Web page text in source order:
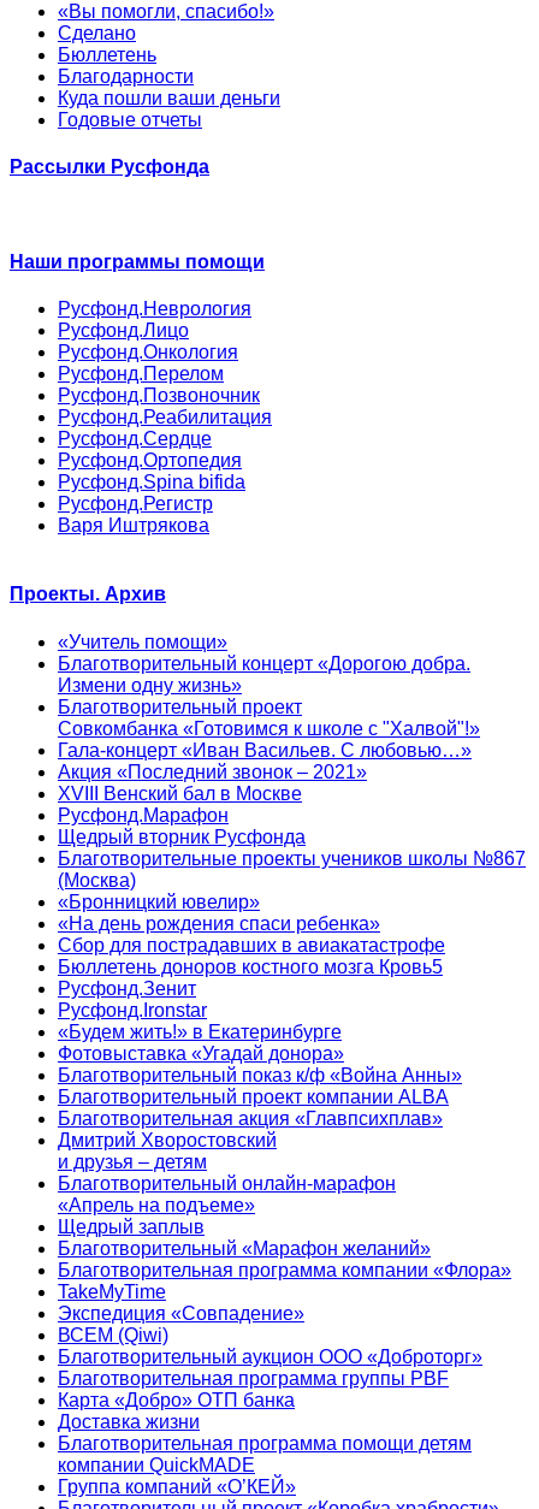
«Вы помогли, спасибо!»
Сделано
Бюллетень
Благодарности
Куда пошли ваши деньги
Годовые отчеты
Рассылки Русфонда
Наши программы помощи
Русфонд.Неврология
Русфонд.Лицо
Русфонд.Онкология
Русфонд.Перелом
Русфонд.Позвоночник
Русфонд.Реабилитация
Русфонд.Сердце
Русфонд.Ортопедия
Русфонд.Spina bifida
Русфонд.Регистр
Варя Иштрякова
Проекты. Архив
«Учитель помощи»
Благотворительный концерт «Дорогою добра.
Измени одну жизнь»
Благотворительный проект
Совкомбанка «Готовимся к школе с "Халвой"!»
Гала-концерт «Иван Васильев. С любовью…»
Акция «Последний звонок – 2021»
XVIII Венский бал в Москве
Русфонд.Марафон
Щедрый вторник Русфонда
Благотворительные проекты учеников школы №867
(Москва)
«Бронницкий ювелир»
«На день рождения спаси ребенка»
Сбор для пострадавших в авиакатастрофе
Бюллетень доноров костного мозга Кровь5
Русфонд.Зенит
Русфонд.Ironstar
«Будем жить!» в Екатеринбурге
Фотовыставка «Угадай донора»
Благотворительный показ к/ф «Война Анны»
Благотворительный проект компании ALBA
Благотворительная акция «Главпсихплав»
Дмитрий Хворостовский
и друзья – детям
Благотворительный онлайн‑марафон
«Апрель на подъеме»
Щедрый заплыв
Благотворительный «Марафон желаний»
Благотворительная программа компании «Флора»
TakeMyTime
Экспедиция «Совпадение»
ВСЕМ (Qiwi)
Благотворительный аукцион ООО «Доброторг»
Благотворительная программа группы PBF
Карта «Добро» ОТП банка
Доставка жизни
Благотворительная программа помощи детям
компании QuickMADE
Группа компаний «О’КЕЙ»